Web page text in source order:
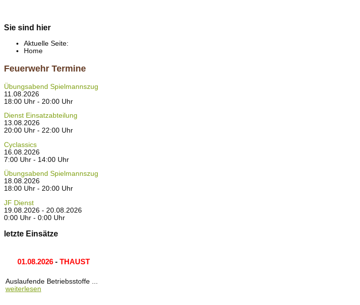
Sie sind hier
Aktuelle Seite:
Home
Feuerwehr Termine
Übungsabend Spielmannszug
11.08.2026
18:00 Uhr - 20:00 Uhr
Dienst Einsatzabteilung
13.08.2026
20:00 Uhr - 22:00 Uhr
Cyclassics
16.08.2026
7:00 Uhr - 14:00 Uhr
Übungsabend Spielmannszug
18.08.2026
18:00 Uhr - 20:00 Uhr
JF Dienst
19.08.2026 - 20.08.2026
0:00 Uhr - 0:00 Uhr
letzte Einsätze
01.08.2026 - THAUST
Auslaufende Betriebsstoffe ...
weiterlesen